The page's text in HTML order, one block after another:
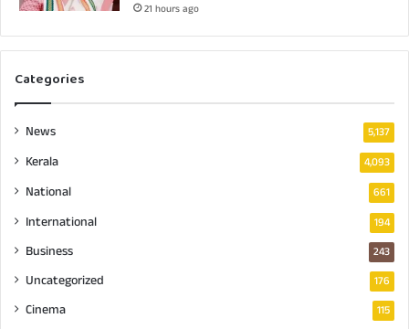
21 hours ago
Categories
News 5,137
Kerala 4,093
National 661
International 194
Business 243
Uncategorized 176
Cinema 115